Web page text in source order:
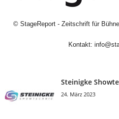
© StageReport - Zeitschrift für
Kontakt:
Steinigke
24. März 2023